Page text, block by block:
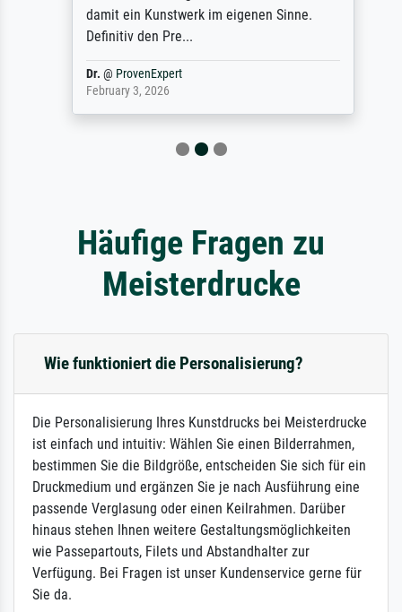
damit ein Kunstwerk im eigenen Sinne.
Definitiv den Pre...
Dr.@ProvenExpert
February 3, 2026
Häufige Fragen zu
Meisterdrucke
Wie funktioniert die Personalisierung?
Die Personalisierung Ihres Kunstdrucks bei Meisterdrucke
ist einfach und intuitiv: Wählen Sie einen Bilderrahmen,
bestimmen Sie die Bildgröße, entscheiden Sie sich für ein
Druckmedium und ergänzen Sie je nach Ausführung eine
passende Verglasung oder einen Keilrahmen. Darüber
hinaus stehen Ihnen weitere Gestaltungsmöglichkeiten
wie Passepartouts, Filets und Abstandhalter zur
Verfügung. Bei Fragen ist unser Kundenservice gerne für
Sie da.